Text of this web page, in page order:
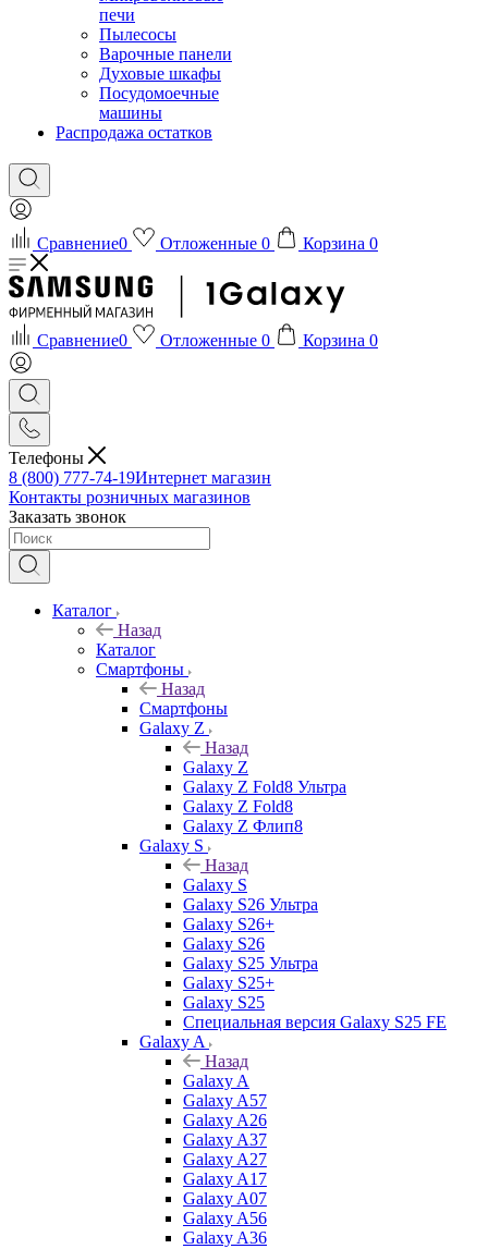
печи
Пылесосы
Варочные панели
Духовые шкафы
Посудомоечные
машины
Распродажа остатков
Сравнение0 Отложенные 0 Корзина 0
Сравнение0 Отложенные 0 Корзина 0
Телефоны
8 (800) 777-74-19Интернет магазин
Контакты розничных магазинов
Заказать звонок
Каталог
Назад
Каталог
Смартфоны
Назад
Смартфоны
Galaxy Z
Назад
Galaxy Z
Galaxy Z Fold8 Ультра
Galaxy Z Fold8
Galaxy Z Флип8
Galaxy S
Назад
Galaxy S
Galaxy S26 Ультра
Galaxy S26+
Galaxy S26
Galaxy S25 Ультра
Galaxy S25+
Galaxy S25
Специальная версия Galaxy S25 FE
Galaxy A
Назад
Galaxy A
Galaxy A57
Galaxy A26
Galaxy A37
Galaxy A27
Galaxy A17
Galaxy A07
Galaxy A56
Galaxy A36